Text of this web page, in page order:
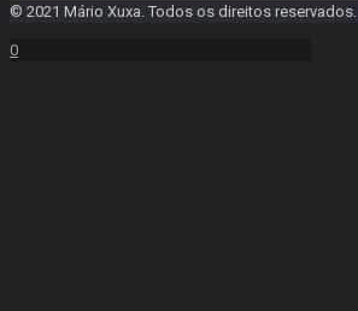
© 2021 Mário Xuxa. Todos os direitos reservados.
0